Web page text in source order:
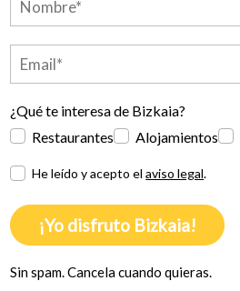
¿Qué te interesa de Bizkaia?
Restaurantes
Alojamientos
He leído y acepto elaviso legal.
¡Yo disfruto Bizkaia!
Sin spam. Cancela cuando quieras.